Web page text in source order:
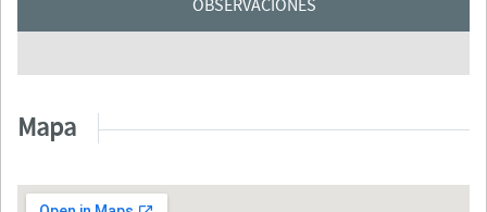
OBSERVACIONES
Mapa